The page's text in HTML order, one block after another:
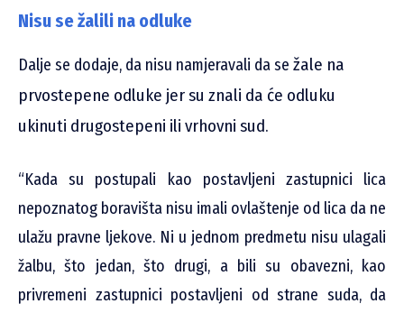
Nisu se žalili na odluke
Dalje se dodaje, da nisu namjeravali da se žale na
prvostepene odluke jer su znali da će odluku
ukinuti drugostepeni ili vrhovni sud.
“Kada su postupali kao postavljeni zastupnici lica
nepoznatog boravišta nisu imali ovlaštenje od lica da ne
ulažu pravne ljekove. Ni u jednom predmetu nisu ulagali
žalbu, što jedan, što drugi, a bili su obavezni, kao
privremeni zastupnici postavljeni od strane suda, da